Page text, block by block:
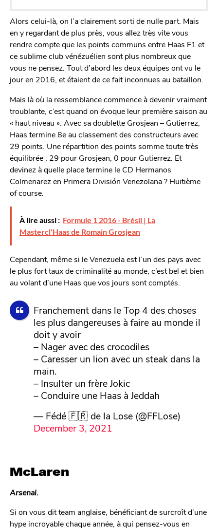
Alors celui-là, on l’a clairement sorti de nulle part. Mais
en y regardant de plus près, vous allez très vite vous
rendre compte que les points communs entre Haas F1 et
ce sublime club vénézuélien sont plus nombreux que
vous ne pensez. Tout d’abord les deux équipes ont vu le
jour en 2016, et étaient de ce fait inconnues au bataillon.
Mais là où la ressemblance commence à devenir vraiment
troublante, c’est quand on évoque leur première saison au
« haut niveau ». Avec sa doublette Grosjean – Gutierrez,
Haas termine 8e au classement des constructeurs avec
29 points. Une répartition des points somme toute très
équilibrée ; 29 pour Grosjean, 0 pour Gutierrez. Et
devinez à quelle place termine le CD Hermanos
Colmenarez en Primera División Venezolana ? Huitième
of course.
À lire aussi : Formule 1 2016 - Brésil | La
Mastercl'Haas de Romain Grosjean
Cependant, même si le Venezuela est l’un des pays avec
le plus fort taux de criminalité au monde, c’est bel et bien
au volant d’une Haas que vos jours sont comptés.
Franchement dans le Top 4 des choses
les plus dangereuses à faire au monde il
doit y avoir
– Nager avec des crocodiles
– Caresser un lion avec un steak dans la
main.
– Insulter un frère Jokic
– Conduire une Haas à Jeddah
— Fédé 🇫🇷 de la Lose (@FFLose)
December 3, 2021
McLaren
Arsenal.
Si on vous dit team anglaise, bénéficiant de surcroît d’une
hype incroyable chaque année, à qui pensez-vous en